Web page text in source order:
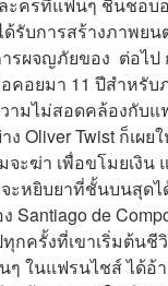
รับการสร้างภาพยน
ารผจญภัยของ  ต่อไ
คอยมา 11 ปีสำหรับ
วามไม่สอดคล้องกับ
ง Oliver Twist ก็เผ
จะฆ่า เพื่อขโมยเงิน
ะหยิบยาที่ชั้นบนสุด
Santiago de
ทุกครั้งที่เขาเริ่มต้
ๆ ในแฟรนไชส์ ได้อ้